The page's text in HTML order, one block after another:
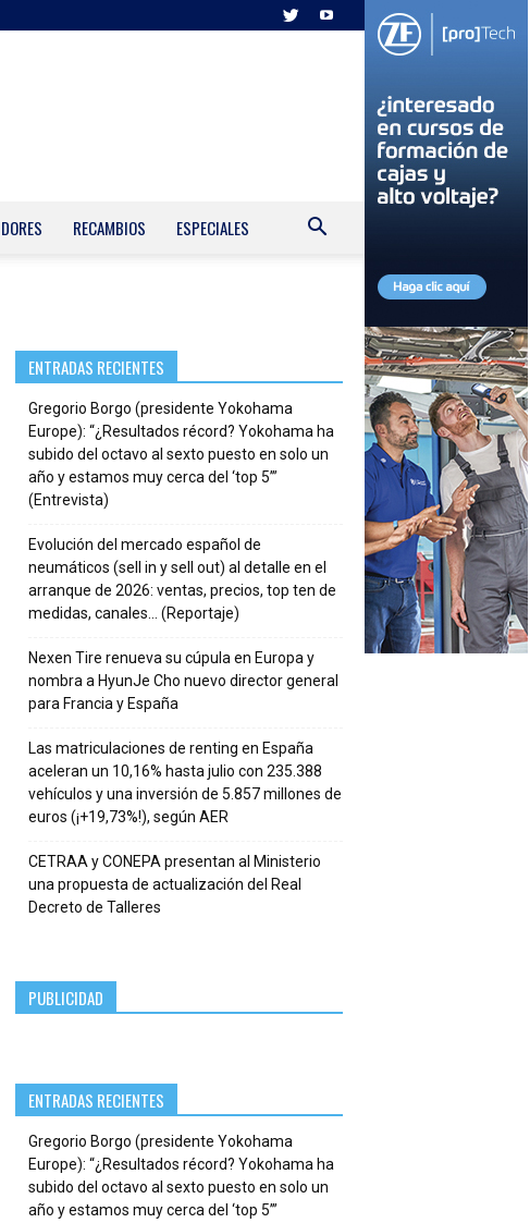
RECAMBIOS ESPECIALES
ENTRADAS RECIENTES
Gregorio Borgo (presidente Yokohama
Europe): “¿Resultados récord? Yokohama ha
subido del octavo al sexto puesto en solo un
año y estamos muy cerca del ‘top 5’”
(Entrevista)
Evolución del mercado español de
neumáticos (sell in y sell out) al detalle en el
arranque de 2026: ventas, precios, top ten de
medidas, canales… (Reportaje)
Nexen Tire renueva su cúpula en Europa y
nombra a HyunJe Cho nuevo director general
para Francia y España
Las matriculaciones de renting en España
aceleran un 10,16% hasta julio con 235.388
vehículos y una inversión de 5.857 millones de
euros (¡+19,73%!), según AER
CETRAA y CONEPA presentan al Ministerio
una propuesta de actualización del Real
Decreto de Talleres
PUBLICIDAD
ENTRADAS RECIENTES
Gregorio Borgo (presidente Yokohama
Europe): “¿Resultados récord? Yokohama ha
subido del octavo al sexto puesto en solo un
año y estamos muy cerca del ‘top 5’”